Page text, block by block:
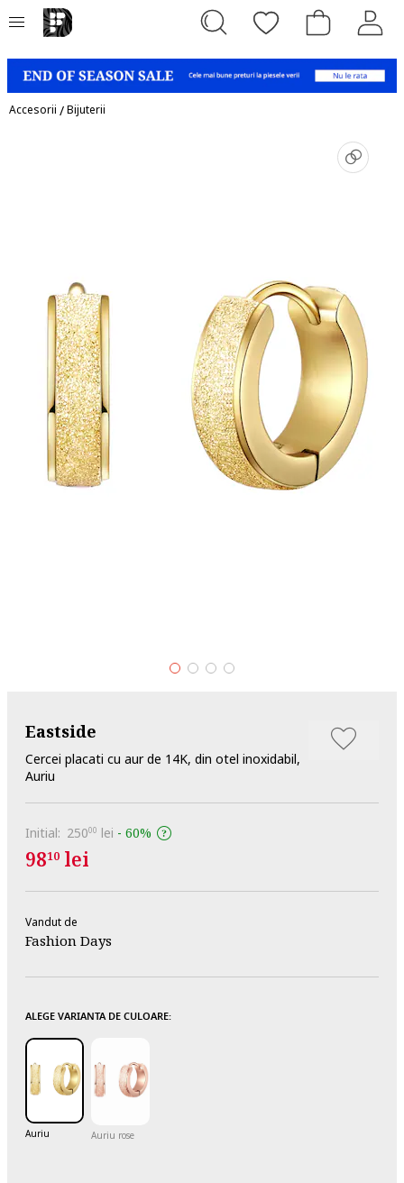
Accesorii /Bijuterii
Eastside
Cercei placati cu aur de 14K, din otel inoxidabil,
Auriu
Initial: 25000 lei - 60%
9810 lei
Vandut de
Fashion Days
ALEGE VARIANTA DE CULOARE:
Auriu Auriu rose